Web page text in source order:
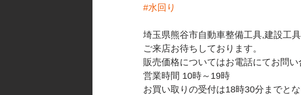
#水回り
埼玉県熊谷市自動車整備工具,建設工
ご来店お待ちしております。
販売価格についてはお電話にてお問い
営業時間 10時～19時
お買い取りの受付は18時30分までとな